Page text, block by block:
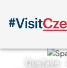
Que faire